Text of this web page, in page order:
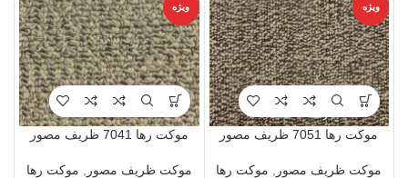
ویژه
موکت رها 7051 ظریف مصور
موکت ظریف مصور
موکت رها
ویژه
موکت رها 7041 ظریف مصور
موکت ظریف مصور
موکت رها